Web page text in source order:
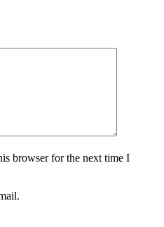
browser for the next time I